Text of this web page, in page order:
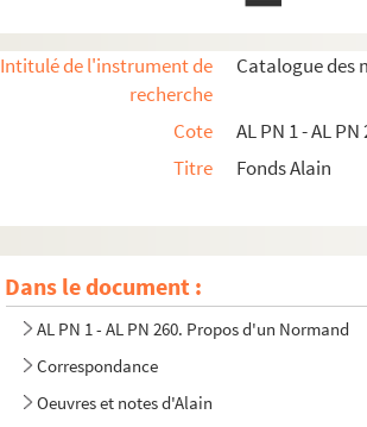
Intitulé de l'instrument de
recherche
Catalogue des
Cote
AL PN 1 - AL PN
Titre
Fonds Alain
Dans le document :
AL PN 1 - AL PN 260. Propos d'un Normand
Correspondance
Oeuvres et notes d'Alain